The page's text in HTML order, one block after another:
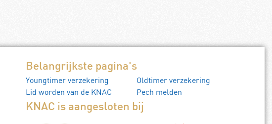
Belangrijkste pagina's
Youngtimer verzekering
Oldtimer verzekering
Lid worden van de KNAC
Pech melden
KNAC is aangesloten bij